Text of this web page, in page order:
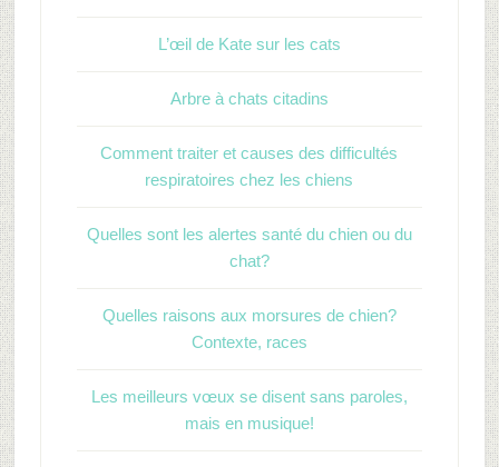
L’œil de Kate sur les cats
Arbre à chats citadins
Comment traiter et causes des difficultés
respiratoires chez les chiens
Quelles sont les alertes santé du chien ou du
chat?
Quelles raisons aux morsures de chien?
Contexte, races
Les meilleurs vœux se disent sans paroles,
mais en musique!